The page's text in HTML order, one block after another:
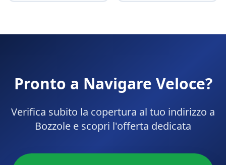
Pronto a Navigare Veloce?
Verifica subito la copertura al tuo indirizzo a
Bozzole e scopri l'offerta dedicata